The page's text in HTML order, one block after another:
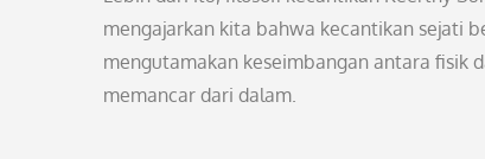
mengajarkan kita bahwa kecantikan sejati
mengutamakan keseimbangan antara fisik
memancar dari dalam.